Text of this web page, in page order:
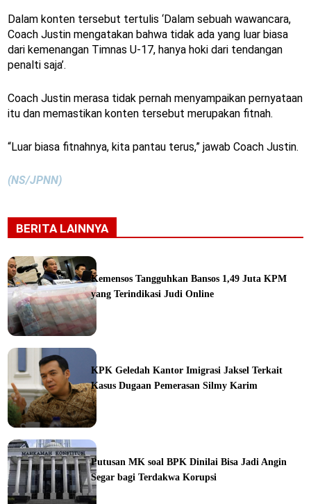
Dalam konten tersebut tertulis ‘Dalam sebuah wawancara,
Coach Justin mengatakan bahwa tidak ada yang luar biasa
dari kemenangan Timnas U-17, hanya hoki dari tendangan
penalti saja’.
Coach Justin merasa tidak pernah menyampaikan pernyataan
itu dan memastikan konten tersebut merupakan fitnah.
“Luar biasa fitnahnya, kita pantau terus,” jawab Coach Justin.
(NS/JPNN)
BERITA LAINNYA
Kemensos Tangguhkan Bansos 1,49 Juta KPM
yang Terindikasi Judi Online
KPK Geledah Kantor Imigrasi Jaksel Terkait
Kasus Dugaan Pemerasan Silmy Karim
Putusan MK soal BPK Dinilai Bisa Jadi Angin
Segar bagi Terdakwa Korupsi